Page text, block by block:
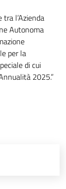
l’Azienda
Autonoma
per la
di cui
2025.”